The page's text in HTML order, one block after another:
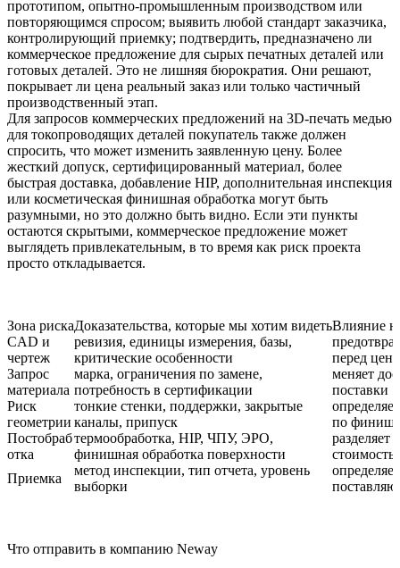
прототипом, опытно-промышленным производством или
повторяющимся спросом; выявить любой стандарт заказчика,
контролирующий приемку; подтвердить, предназначено ли
коммерческое предложение для сырых печатных деталей или
готовых деталей. Это не лишняя бюрократия. Они решают,
покрывает ли цена реальный заказ или только частичный
производственный этап.
Для запросов коммерческих предложений на 3D-печать медью
для токопроводящих деталей покупатель также должен
спросить, что может изменить заявленную цену. Более
жесткий допуск, сертифицированный материал, более
быстрая доставка, добавление HIP, дополнительная инспекция
или косметическая финишная обработка могут быть
разумными, но это должно быть видно. Если эти пункты
остаются скрытыми, коммерческое предложение может
выглядеть привлекательным, в то время как риск проекта
просто откладывается.
Зона рискаДоказательства, которые мы хотим видетьВлияние
CAD и
чертеж
ревизия, единицы измерения, базы,
критические особенности
перед
Запрос
материала
марка, ограничения по замене,
потребность в сертификации
меняет
поставки
Риск
геометрии
тонкие стенки, поддержки, закрытые
каналы, припуск
по
Постобраб
отка
термообработка, HIP, ЧПУ, ЭРО,
финишная обработка поверхности
разделяет
стоимость
Приемка
метод инспекции, тип отчета, уровень
выборки
Что отправить в компанию Neway